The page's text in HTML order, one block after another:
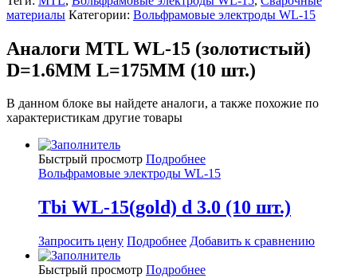
материалы Категории: Вольфрамовые электроды WL-15
Аналоги MTL WL-15 (золотистый)
D=1.6MM L=175MM (10 шт.)
В данном блоке вы найдете аналоги, а также похожие по
характеристикам другие товары
Быстрый просмотр Подробнее
Вольфрамовые электроды WL-15
Tbi WL-15(gold) d 3.0 (10 шт.)
Запросить цену Подробнее Добавить к сравнению
Быстрый просмотр Подробнее